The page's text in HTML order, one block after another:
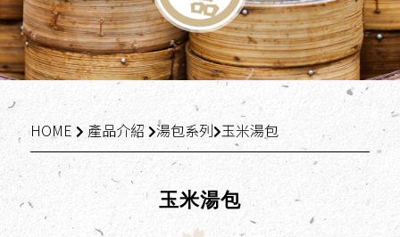
HOME 產品介紹 湯包系列 玉米湯包
玉米湯包